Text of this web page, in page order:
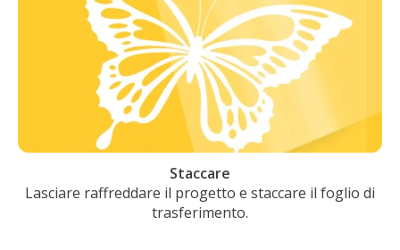
Staccare
Lasciare raffreddare il progetto e staccare il foglio di
trasferimento.